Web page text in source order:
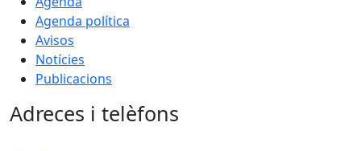
Agenda política
Avisos
Notícies
Publicacions
Adreces i telèfons